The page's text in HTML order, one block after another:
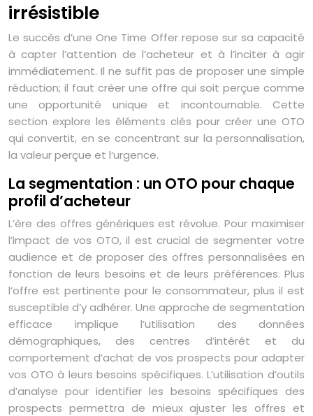
irrésistible
Le succès d’une One Time Offer repose sur sa capacité
à capter l’attention de l’acheteur et à l’inciter à agir
immédiatement. Il ne suffit pas de proposer une simple
réduction; il faut créer une offre qui soit perçue comme
une opportunité unique et incontournable. Cette
section explore les éléments clés pour créer une OTO
qui convertit, en se concentrant sur la personnalisation,
la valeur perçue et l’urgence.
La segmentation : un OTO pour chaque
profil d’acheteur
L’ère des offres génériques est révolue. Pour maximiser
l’impact de vos OTO, il est crucial de segmenter votre
audience et de proposer des offres personnalisées en
fonction de leurs besoins et de leurs préférences. Plus
l’offre est pertinente pour le consommateur, plus il est
susceptible d’y adhérer. Une approche de segmentation
efficace implique l’utilisation des données
démographiques, des centres d’intérêt et du
comportement d’achat de vos prospects pour adapter
vos OTO à leurs besoins spécifiques. L’utilisation d’outils
d’analyse pour identifier les besoins spécifiques des
prospects permettra de mieux ajuster les offres et